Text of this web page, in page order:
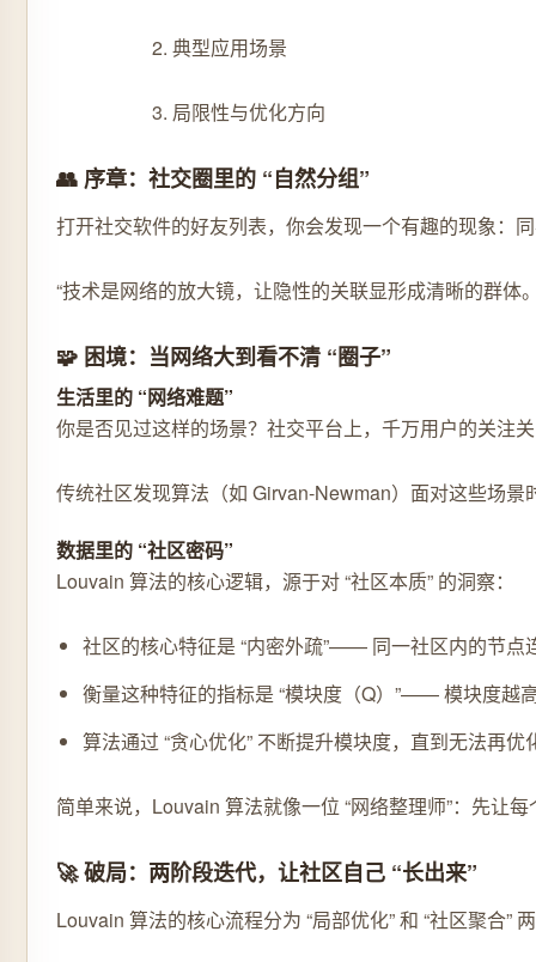
2. 典型应用场景
3. 局限性与优化方向
👥 序章：社交圈里的 “自然分组”
打开社交软件的好友列表，你会发现一个有趣的现象：
“技术是网络的放大镜，让隐性的关联显形成清晰的群体
🧩 困境：当网络大到看不清 “圈子”
生活里的 “网络难题”
你是否见过这样的场景？社交平台上，千万用户的关注
传统社区发现算法（如 Girvan-Newman）面对这些场
数据里的 “社区密码”
Louvain 算法的核心逻辑，源于对 “社区本质” 的洞察：
社区的核心特征是 “内密外疏”—— 同一社区内的节点
衡量这种特征的指标是 “模块度（Q）”—— 模块度越
算法通过 “贪心优化” 不断提升模块度，直到无法再
简单来说，Louvain 算法就像一位 “网络整理师”：先让
🚀 破局：两阶段迭代，让社区自己 “长出来”
Louvain 算法的核心流程分为 “局部优化” 和 “社区聚合